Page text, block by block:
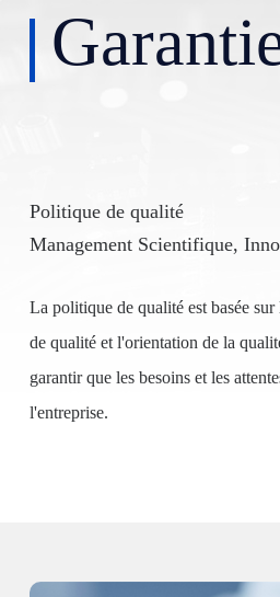
Politique de qualité
Management Scientifique,
La politique de qualité est basée
de qualité et l'orientation de la
garantir que les besoins et les
l'entreprise.